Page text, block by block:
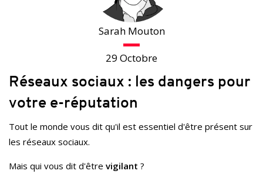
Sarah Mouton
29 Octobre
Réseaux sociaux : les dangers pour
votre e-réputation
Tout le monde vous dit qu'il est essentiel d'être présent sur
les réseaux sociaux.
Mais qui vous dit d'être vigilant ?